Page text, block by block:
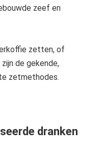
zeef en
zetten, of
de gekende,
zetmethodes.
dranken